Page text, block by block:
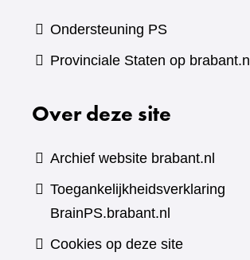
Ondersteuning PS
Provinciale Staten op brabant.nl
Over deze site
Archief website brabant.nl
Toegankelijkheidsverklaring
BrainPS.brabant.nl
Cookies op deze site